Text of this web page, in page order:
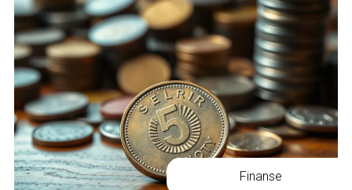
Finanse